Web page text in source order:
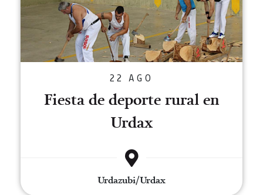
22 AGO
Fiesta de deporte rural en
Urdax
Urdazubi/Urdax